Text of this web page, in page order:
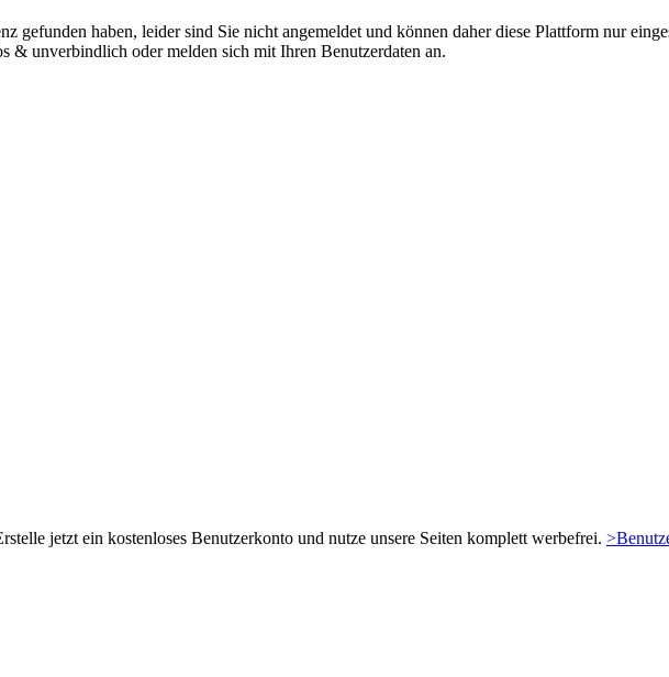
gefunden haben, leider sind Sie nicht angemeldet und können daher diese Plattform nur
& unverbindlich oder melden sich mit Ihren Benutzerdaten an.
jetzt ein kostenloses Benutzerkonto und nutze unsere Seiten komplett werbefrei.